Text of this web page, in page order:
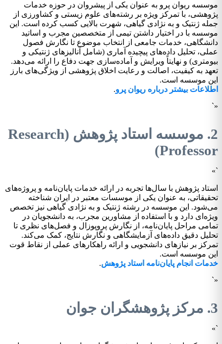
موسسه ریوان پرو به عنوان یکی از پیشروان در حوزه خدمات
پژوهشی، با تمرکز ویژه بر رشته‌های علوم زیستی و کشاورزی از
جمله ژنتیک و به نژادی گیاهی، شهرت بالایی کسب کرده است. این
موسسه با در اختیار داشتن تیمی از متخصصین مجرب و اساتید
دانشگاهی، خدمات جامعی از انتخاب موضوع تا نگارش فصول
عملی، تحلیل داده‌های پیچیده آماری (شامل آنالیزهای ژنتیکی و
بیومتری) و نهایتاً ویرایش و آماده‌سازی جهت دفاع را ارائه می‌دهد.
تعهد به کیفیت، اصالت و رعایت اخلاق پژوهشی از ویژگی‌های بارز
این موسسه است.
اطلاعات بیشتر درباره ریوان پرو.
«`
2. موسسه استاد پژوهش (Research
Professor)
`»
استاد پژوهش با سال‌ها تجربه در ارائه خدمات پایان‌نامه و پروژه‌های
تحقیقاتی، به عنوان یکی از موسسات معتبر در ایران شناخته
می‌شود. این موسسه در رشته ژنتیک و به نژادی گیاهی نیز تخصص
ویژه‌ای دارد و با استفاده از مشاورین مجرب، به دانشجویان در
تمامی مراحل پایان‌نامه، از نگارش پروپوزال و فصل‌های نظری تا
تحلیل دقیق داده‌های آزمایشگاهی و نگارش نتایج، کمک می‌کند.
تمرکز بر نیازهای دانشجویی و ارائه راهکارهای عملی از نقاط قوت
این موسسه است.
خدمات انجام پایان‌نامه استاد پژوهش.
«`
3. مرکز پژوهشگران جوان
`»